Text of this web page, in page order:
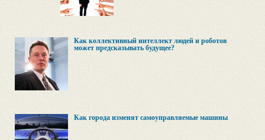
Как коллективный интеллект людей и роботов
может предсказывать будущее?
Как города изменят самоуправляемые машины